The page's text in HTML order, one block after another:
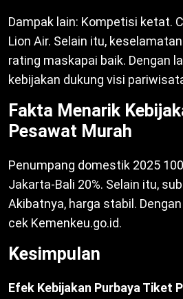
Dampak lain: Kompetisi ketat.
Lion Air. Selain itu,
rating maskapai baik. Dengan
kebijakan dukung visi
Fakta Menarik
Pesawat Murah
Penumpang domestik 2025
Jakarta-Bali 20%. Selain itu,
Akibatnya, harga stabil.
cek Kemenkeu.go.id.
Kesimpulan
Efek Kebijakan Purbaya Tiket